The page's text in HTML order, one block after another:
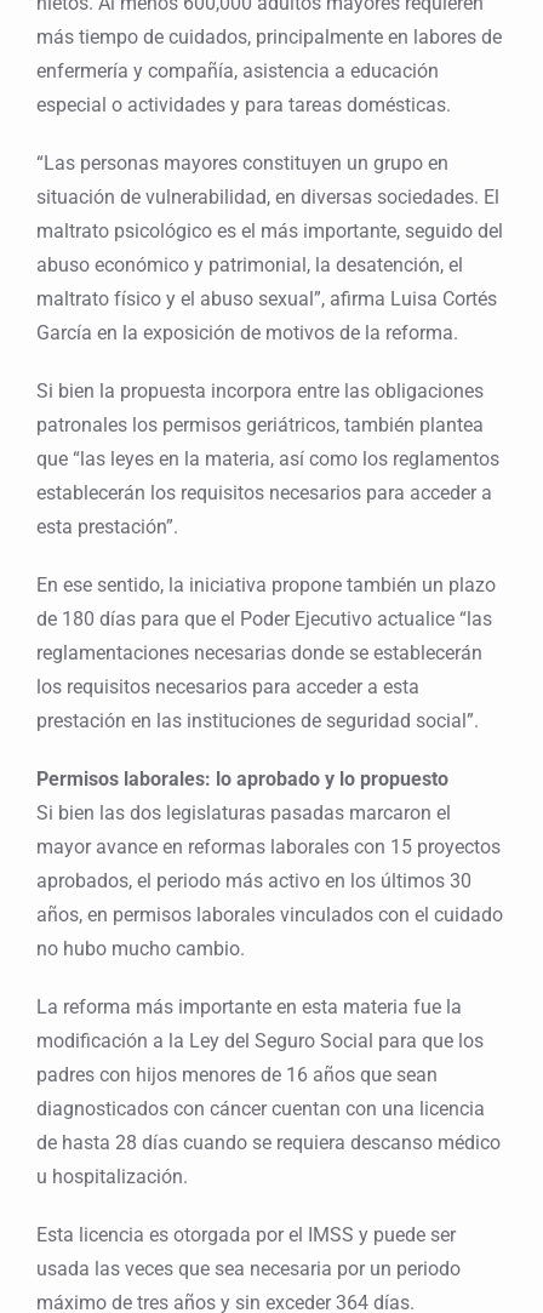
más tiempo de cuidados, principalmente en labores de
enfermería y compañía, asistencia a educación
especial o actividades y para tareas domésticas.
“Las personas mayores constituyen un grupo en
situación de vulnerabilidad, en diversas sociedades. El
maltrato psicológico es el más importante, seguido del
abuso económico y patrimonial, la desatención, el
maltrato físico y el abuso sexual”, afirma Luisa Cortés
García en la exposición de motivos de la reforma.
Si bien la propuesta incorpora entre las obligaciones
patronales los permisos geriátricos, también plantea
que “las leyes en la materia, así como los reglamentos
establecerán los requisitos necesarios para acceder a
esta prestación”.
En ese sentido, la iniciativa propone también un plazo
de 180 días para que el Poder Ejecutivo actualice “las
reglamentaciones necesarias donde se establecerán
los requisitos necesarios para acceder a esta
prestación en las instituciones de seguridad social”.
Permisos laborales: lo aprobado y lo propuesto
Si bien las dos legislaturas pasadas marcaron el
mayor avance en reformas laborales con 15 proyectos
aprobados, el periodo más activo en los últimos 30
años, en permisos laborales vinculados con el cuidado
no hubo mucho cambio.
La reforma más importante en esta materia fue la
modificación a la Ley del Seguro Social para que los
padres con hijos menores de 16 años que sean
diagnosticados con cáncer cuentan con una licencia
de hasta 28 días cuando se requiera descanso médico
u hospitalización.
Esta licencia es otorgada por el IMSS y puede ser
usada las veces que sea necesaria por un periodo
máximo de tres años y sin exceder 364 días.